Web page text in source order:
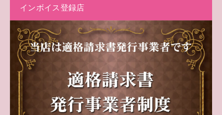
インボイス登録店